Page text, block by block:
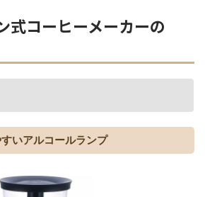
式コーヒーメーカーの
いアルコールランプ